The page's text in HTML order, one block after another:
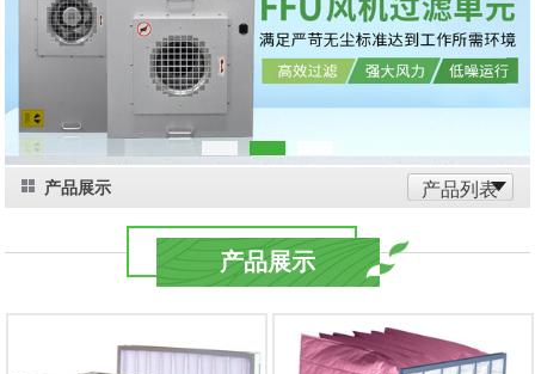
产品展示 产品列表
产品展示